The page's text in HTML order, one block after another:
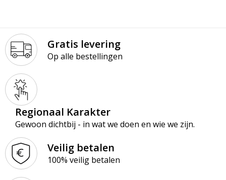
Gratis levering
Op alle bestellingen
Regionaal Karakter
Gewoon dichtbij - in wat we doen en wie we zijn.
Veilig betalen
100% veilig betalen